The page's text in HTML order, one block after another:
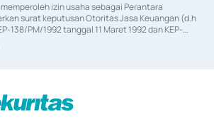
izin usaha sebagai Perantara
surat keputusan Otoritas Jasa Keuangan (d.h
138/PM/1992 tanggal 11 Maret 1992 dan KEP-
Februari 2014, izin usaha sebagai Penjamin Emisi
Otoritas Jasa Keuangan Nomor KEP-
Otoritas Jasa Keuangan Nomor S-
Februari 2017, dan beberapa izin usaha lainnya